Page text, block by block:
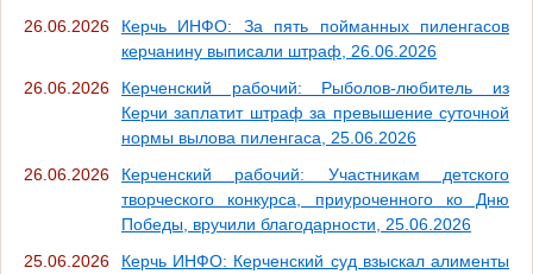
26.06.2026
Керчь ИНФО: За пять пойманных пиленгасов
керчанину выписали штраф, 26.06.2026
26.06.2026
Керченский рабочий: Рыболов-любитель из
Керчи заплатит штраф за превышение суточной
нормы вылова пиленгаса, 25.06.2026
26.06.2026
Керченский рабочий: Участникам детского
творческого конкурса, приуроченного ко Дню
Победы, вручили благодарности, 25.06.2026
25.06.2026
Керчь ИНФО: Керченский суд взыскал алименты